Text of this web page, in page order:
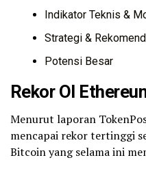
Indikator Teknis &
Strategi &
Potensi Besar
Rekor OI
Menurut laporan
mencapai rekor tertinggi
Bitcoin yang selama ini